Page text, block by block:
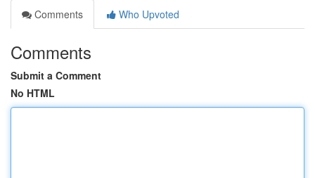
Comments
Who Upvoted
Comments
Submit a Comment
No HTML